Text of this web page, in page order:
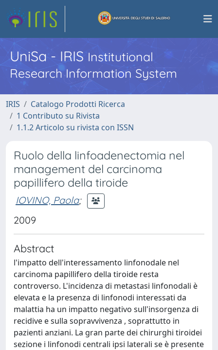
UniSa - IRISInstitutional
Research Information System
IRIS
Catalogo Prodotti Ricerca
1 Contributo su Rivista
1.1.2 Articolo su rivista con ISSN
Ruolo della linfoadenectomia nel
management del carcinoma
papillifero della tiroide
IOVINO, Paola;
2009
Abstract
l'impatto dell'interessamento linfonodale nel
carcinoma papillifero della tiroide resta
controverso. L'incidenza di metastasi linfonodali è
elevata e la presenza di linfonodi interessati da
malattia ha un impatto negativo sull'insorgenza di
recidive e sulla sopravvivenza , soprattutto in
pazienti anziani. La gran parte dei chirurghi tiroidei
sezione i linfonodi centrali ipsi laterali se è presente